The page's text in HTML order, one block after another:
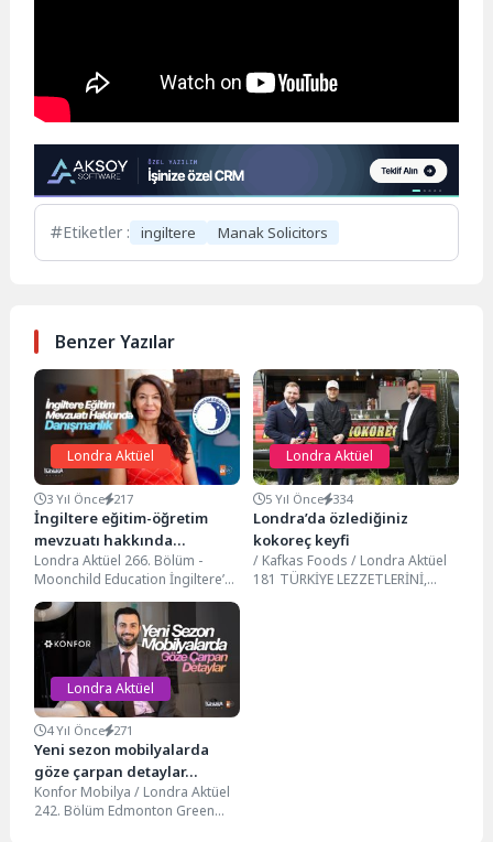
Etiketler : ingiltere Manak Solicitors
Benzer Yazılar
Londra Aktüel
3 Yıl Önce 217
İngiltere eğitim-öğretim
mevzuatı hakkında
danışmanlık hizmeti…
Londra Aktüel 266. Bölüm -
Moonchild Education İngiltere’ye
yeni taşınmış ya da taşınmayı
düşünen aileler...
Londra Aktüel
5 Yıl Önce 334
Londra’da özlediğiniz
kokoreç keyfi
/ Kafkas Foods / Londra Aktüel
181 TÜRKİYE LEZZETLERİNİ,
Londra Aktüel
4 Yıl Önce 271
Yeni sezon mobilyalarda
göze çarpan detaylar…
Konfor Mobilya / Londra Aktüel
242. Bölüm Edmonton Green